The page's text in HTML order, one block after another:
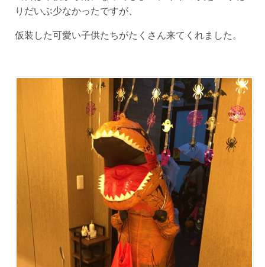
りだいぶ少なかったですが、
仮装した可愛い子供たちがたくさん来てくれました。